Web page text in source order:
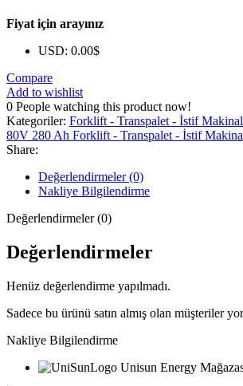
Fiyat için arayınız
USD: 0.00$
Compare
Add to wishlist
0 People watching this product now!
Kategoriler: Forklift - Transpalet - İstif
80V 280 Ah Forklift - Transpalet - İstif
Share:
Değerlendirmeler (0)
Nakliye Bilgilendirme
Değerlendirmeler (0)
Değerlendirmeler
Henüz değerlendirme yapılmadı.
Sadece bu ürünü satın almış olan müşteriler
Nakliye Bilgilendirme
Unisun Energy